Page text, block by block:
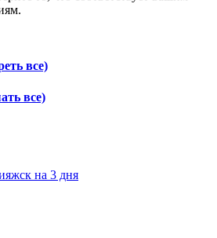
все)
все)
на 3 дня